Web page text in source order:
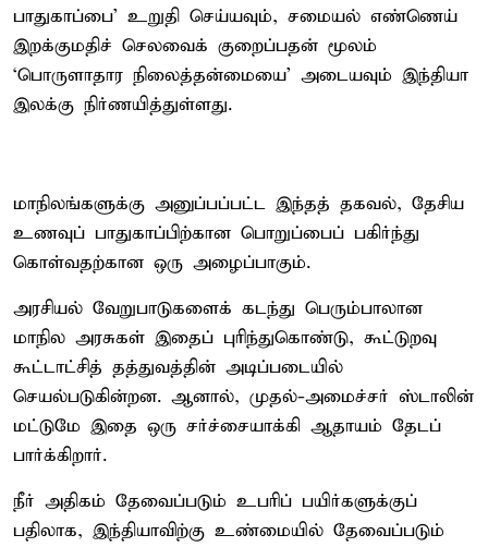
பாதுகாப்பை’ உறுதி செய்யவும், சமையல் எண்ணெய்
இறக்குமதிச் செலவைக் குறைப்பதன் மூலம்
‘பொருளாதார நிலைத்தன்மையை’ அடையவும் இந்தியா
இலக்கு நிர்ணயித்துள்ளது.
மாநிலங்களுக்கு அனுப்பப்பட்ட இந்தத் தகவல், தேசிய
உணவுப் பாதுகாப்பிற்கான பொறுப்பைப் பகிர்ந்து
கொள்வதற்கான ஒரு அழைப்பாகும்.
அரசியல் வேறுபாடுகளைக் கடந்து பெரும்பாலான
மாநில அரசுகள் இதைப் புரிந்துகொண்டு, கூட்டுறவு
கூட்டாட்சித் தத்துவத்தின் அடிப்படையில்
செயல்படுகின்றன. ஆனால், முதல்-அமைச்சர் ஸ்டாலின்
மட்டுமே இதை ஒரு சர்ச்சையாக்கி ஆதாயம் தேடப்
பார்க்கிறார்.
நீர் அதிகம் தேவைப்படும் உபரிப் பயிர்களுக்குப்
பதிலாக, இந்தியாவிற்கு உண்மையில் தேவைப்படும்